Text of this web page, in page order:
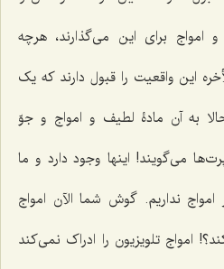
و امواج برای این می‌گذارند، هرچه
این واقعیت را قبول دارند که یک
به آن مادۀ لطیف و امواج و جوّ
می‌گویند! اینها وجود دارد و ما
نداریم. گوش شما الآن امواج
امواج تلویزیون را ادراک نمی‌کند